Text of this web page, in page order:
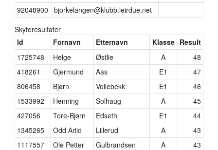
92048900
bjorkelangen@klubb.leirdue.net
Skyteresultater
Id
Fornavn Etternavn Klasse Result
1725748
Helge Østlie A
48
418261
Gjermund Aas E1
47
806458
Bjørn Vollebekk E1
46
1533992
Henning Solhaug A
45
427056
Tore-Bjørn Edseth E1
44
1345265
Odd Arild Lillerud A
43
1117557
Ole Petter Gulbrandsen A
43